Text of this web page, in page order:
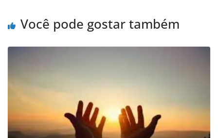
Você pode gostar também